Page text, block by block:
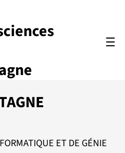
ET DE GÉNIE